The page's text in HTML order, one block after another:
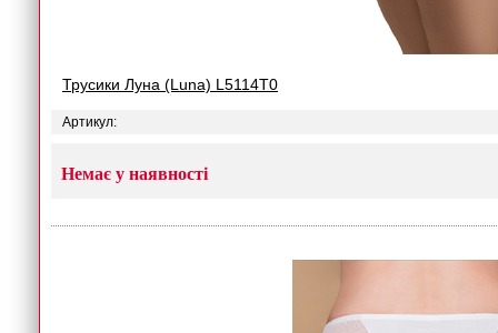
Трусики Луна (Luna) L5114T0
Артикул:
Немає у наявності